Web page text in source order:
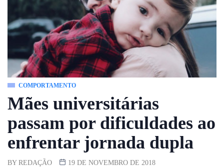
COMPORTAMENTO
Mães universitárias
passam por dificuldades ao
enfrentar jornada dupla
BY REDAÇÃO 19 DE NOVEMBRO DE 2018